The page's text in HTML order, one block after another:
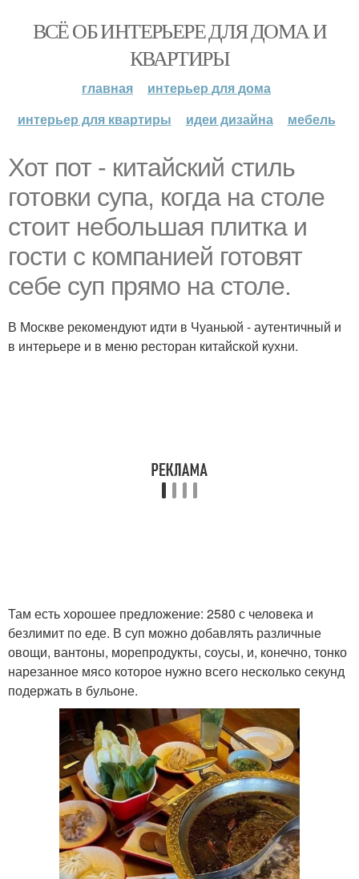
ВСЁ ОБ ИНТЕРЬЕРЕ ДЛЯ ДОМА И
КВАРТИРЫ
главная
интерьер для дома
интерьер для квартиры
идеи дизайна мебель
Хот пот - китайский стиль
готовки супа, когда на столе
стоит небольшая плитка и
гости с компанией готовят
себе суп прямо на столе.
В Москве рекомендуют идти в Чуаньюй - аутентичный и
в интерьере и в меню ресторан китайской кухни.
Там есть хорошее предложение: 2580 с человека и
безлимит по еде. В суп можно добавлять различные
овощи, вантоны, морепродукты, соусы, и, конечно, тонко
нарезанное мясо которое нужно всего несколько секунд
подержать в бульоне.